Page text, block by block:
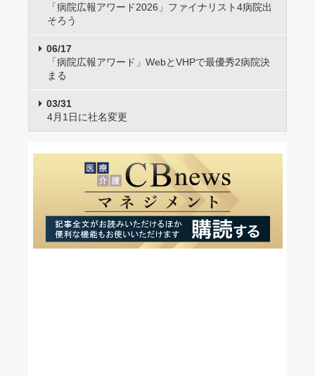
「病院広報アワード2026」ファイナリスト4病院出
そろう
06/17
「病院広報アワード」WebとVHPで最優秀2病院決
まる
03/31
4月1日に社名変更